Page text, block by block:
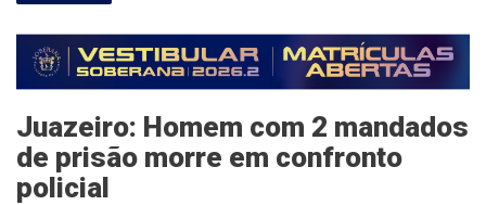
Juazeiro: Homem com 2 mandados
de prisão morre em confronto
policial